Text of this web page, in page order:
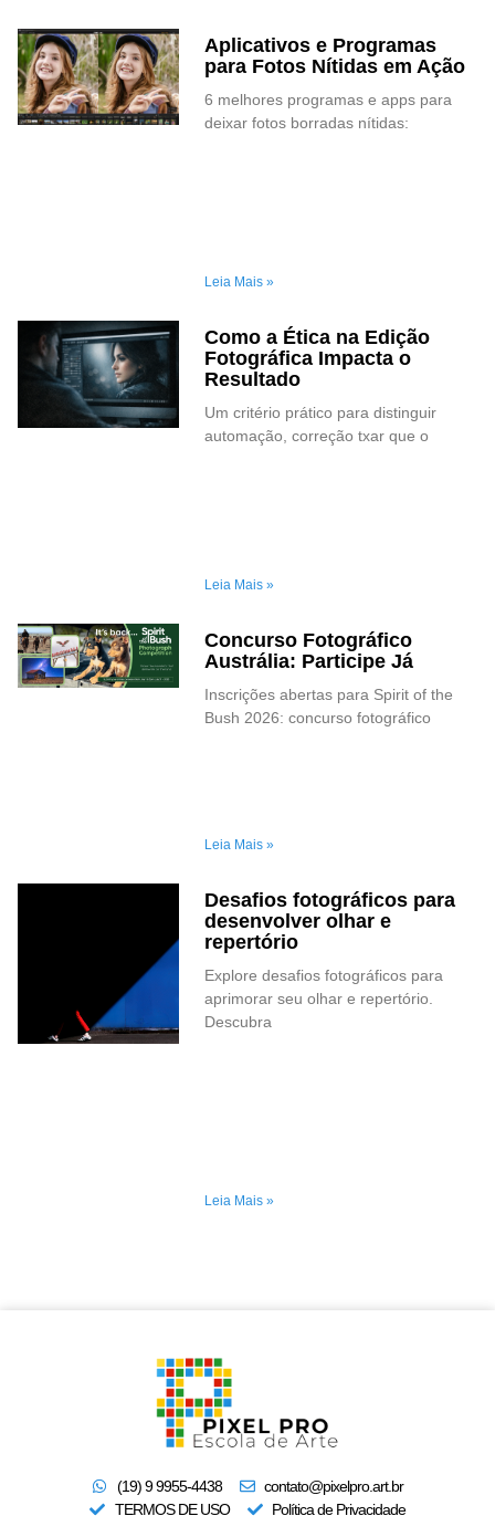
Aplicativos e Programas
para Fotos Nítidas em Ação
6 melhores programas e apps para
deixar fotos borradas nítidas:
Leia Mais »
Como a Ética na Edição
Fotográfica Impacta o
Resultado
Um critério prático para distinguir
automação, correção txar que o
Leia Mais »
Concurso Fotográfico
Austrália: Participe Já
Inscrições abertas para Spirit of the
Bush 2026: concurso fotográfico
Leia Mais »
Desafios fotográficos para
desenvolver olhar e
repertório
Explore desafios fotográficos para
aprimorar seu olhar e repertório.
Descubra
Leia Mais »
(19) 9 9955-4438
contato@pixelpro.art.br
TERMOS DE USO
Política de Privacidade